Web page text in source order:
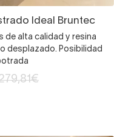
Ideal Bruntec
de alta calidad y resina
desplazado. Posibilidad